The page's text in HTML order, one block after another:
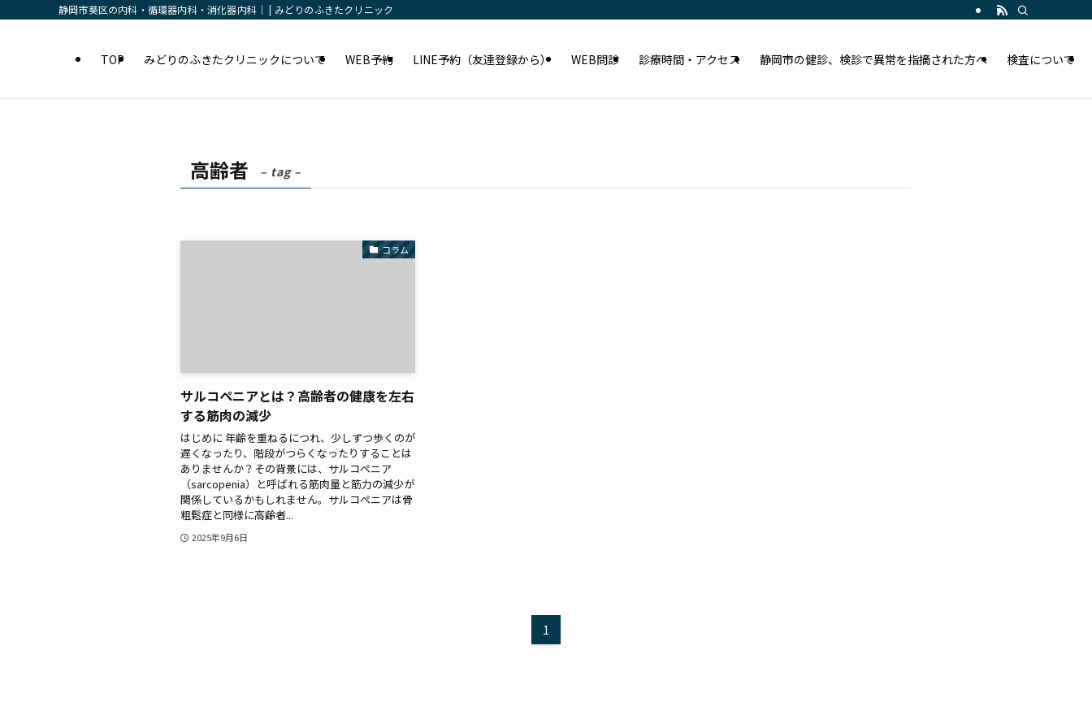
静岡市葵区の内科・循環器内科・消化器内科｜ | みどりのふきたクリニック
TOP みどりのふきたクリニックについて WEB予約 LINE予約（友達登録から） WEB問診 診療時間・アクセス 静岡市の健診、検診で異常を指摘された方へ 検査について
高齢者 – tag –
コラム
サルコペニアとは？高齢者の健康を左右
する筋肉の減少
はじめに 年齢を重ねるにつれ、少しずつ歩くのが
遅くなったり、階段がつらくなったりすることは
ありませんか？その背景には、サルコペニア
（sarcopenia）と呼ばれる筋肉量と筋力の減少が
関係しているかもしれません。サルコペニアは骨
粗鬆症と同様に高齢者...
2025年9月6日
1